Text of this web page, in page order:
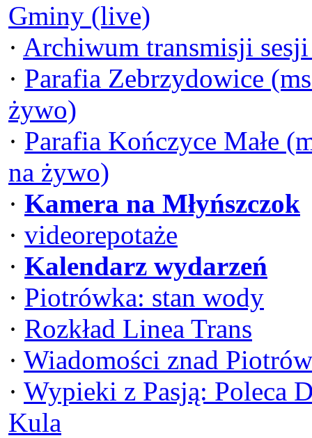
Gminy (live)
· Archiwum transmisji
· Parafia Zebrzydowice
żywo)
· Parafia Kończyce Małe
na żywo)
· Kamera na Młyńszczok
· videorepotaże
· Kalendarz wydarzeń
· Piotrówka: stan wody
· Rozkład Linea Trans
· Wiadomości znad
· Wypieki z Pasją: Poleca
Kula